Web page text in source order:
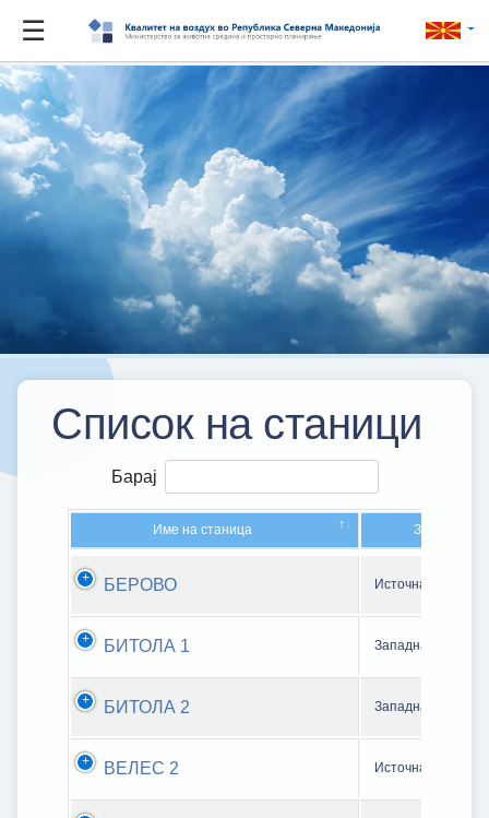
☰
Список на станици
Барај
Име на станица Зона/
БЕРОВО Источна зона
БИТОЛА 1 Западна зона
БИТОЛА 2 Западна зона
ВЕЛЕС 2 Источна зона